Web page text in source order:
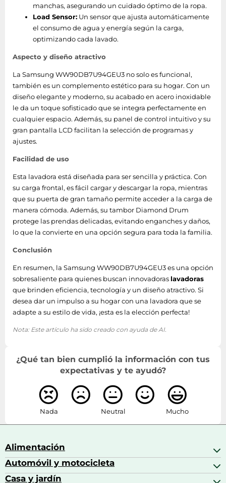
Control automático
de carga
Si
Mitad de carga Si
Programas de lavado
cama, Blusa / camisa, Frío,
Color, Algodón, Eco 40-60°C,
Intensivo/exteriores,
Vaquero/denim, Prelavado,
Rápido, Aclarado y
centrifugado, Silencio,
Tiempo de ciclo
(programa rápido)
15 min
Tiempo del ciclo
228 min
Programación
diferida
Nivel de ruido (spin) 72 dB
Clase de emisión de
ruido
A
Si
Número de
programas de lavado
23
Clase de secado por
Si
Máxima velocidad
de centrifugado
1400 RPM
manchas, asegurando un cuidado óptimo de la ropa.
Load Sensor: Un sensor que ajusta automáticamente
el consumo de agua y energía según la carga,
optimizando cada lavado.
Aspecto y diseño atractivo
La Samsung WW90DB7U94GEU3 no solo es funcional,
también es un complemento estético para su hogar. Con un
diseño elegante y moderno, su acabado en acero inoxidable
le da un toque sofisticado que se integra perfectamente en
cualquier espacio. Además, su panel de control intuitivo y su
gran pantalla LCD facilitan la selección de programas y
ajustes.
Facilidad de uso
Esta lavadora está diseñada para ser sencilla y práctica. Con
su carga frontal, es fácil cargar y descargar la ropa, mientras
que su puerta de gran tamaño permite acceder a la carga de
manera cómoda. Además, su tambor Diamond Drum
protege las prendas delicadas, evitando enganches y daños,
lo que la convierte en una opción segura para toda la familia.
Conclusión
En resumen, la Samsung WW90DB7U94GEU3 es una opción
sobresaliente para quienes buscan innovadoras lavadoras
que brinden eficiencia, tecnología y un diseño atractivo. Si
desea dar un impulso a su hogar con una lavadora que se
adapte a su estilo de vida, ¡esta es la elección perfecta!
Nota: Este artículo ha sido creado con ayuda de AI.
¿Qué tan bien cumplió la información con tus
expectativas y te ayudó?
Nada Neutral Mucho
Alimentación
Bebidas
Bebidas espirituosas
Automóvil y motocicleta
Accesorios para coche
Casa y jardín